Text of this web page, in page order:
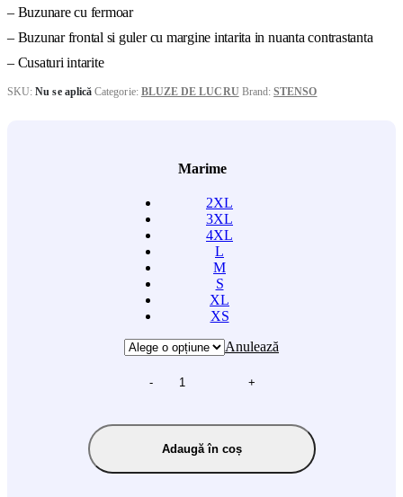
– Buzunare cu fermoar
– Buzunar frontal si guler cu margine intarita in nuanta contrastanta
– Cusaturi intarite
SKU:Nu se aplică Categorie: BLUZE DE LUCRU Brand:STENSO
Marime
2XL
3XL
4XL
L
M
S
XL
XS
Anulează
- +
Adaugă în coș